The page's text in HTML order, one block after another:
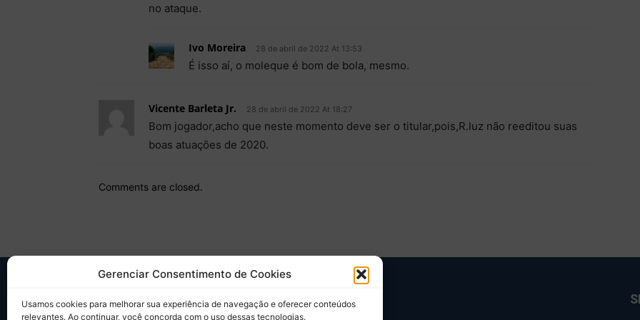
Gerenciar Consentimento de Cookies
Usamos cookies para melhorar sua experiência de navegação e oferecer conteúdos
relevantes. Ao continuar, você concorda com o uso dessas tecnologias.
no ataque.
Ivo Moreira 28 de abril de 2022 At 13:53
É isso aí, o moleque é bom de bola, mesmo.
Vicente Barleta Jr. 28 de abril de 2022 At 18:27
Bom jogador,acho que neste momento deve ser o titular,pois,R.luz não reeditou suas
boas atuações de 2020.
Comments are closed.
SOBRE NÓS